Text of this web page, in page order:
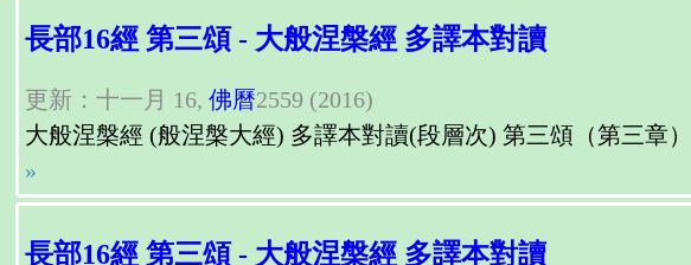
長部16經 第三頌 - 大般涅槃經 多譯本對讀
更新：十一月 16, 佛曆2559 (2016)
大般涅槃經 (般涅槃大經) 多譯本對讀(段層次) 第三頌（第三章）,
»
長部16經 第三頌 - 大般涅槃經 多譯本對讀